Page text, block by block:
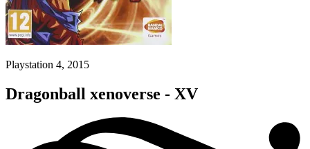
Playstation 4, 2015
Dragonball xenoverse - XV